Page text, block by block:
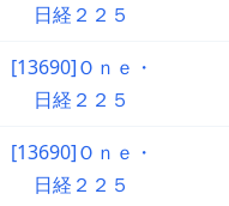
日経２２５
[13690]Ｏｎｅ・
日経２２５
[13690]Ｏｎｅ・
日経２２５